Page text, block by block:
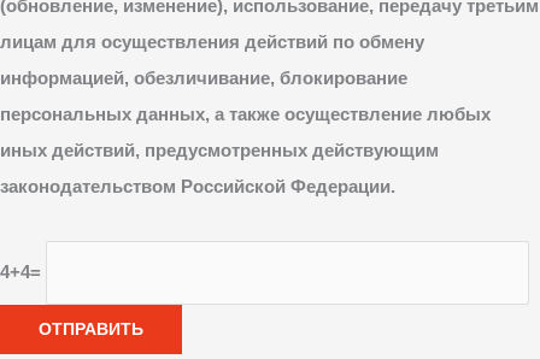
(обновление, изменение), использование, передачу третьим
лицам для осуществления действий по обмену
информацией, обезличивание, блокирование
персональных данных, а также осуществление любых
иных действий, предусмотренных действующим
законодательством Российской Федерации.
4+4=